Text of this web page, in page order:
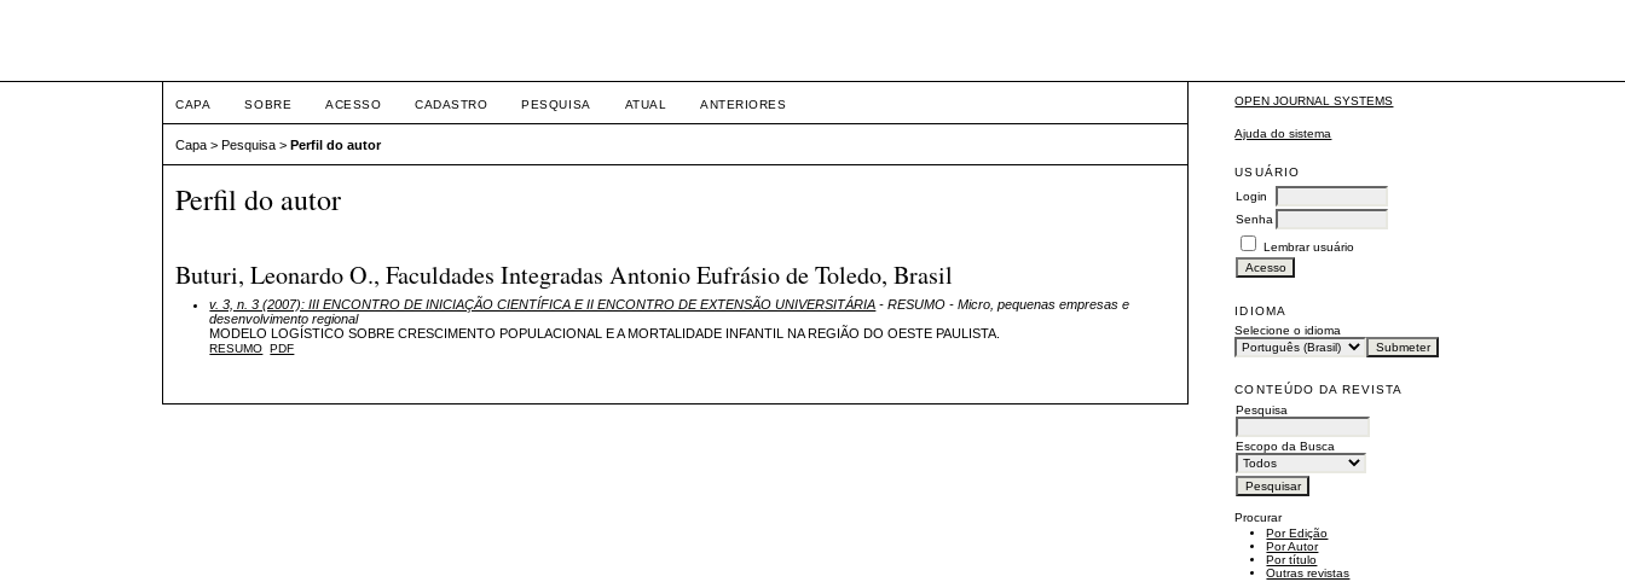
OPEN JOURNAL SYSTEMS
Ajuda do sistema
USUÁRIO
Login
Senha
Lembrar usuário
IDIOMA
Selecione o idioma
CONTEÚDO DA REVISTA
Pesquisa
Escopo da Busca
Procurar
Por Edição
Por Autor
Por título
Outras revistas
CAPA SOBRE ACESSO CADASTRO PESQUISA ATUAL ANTERIORES
Capa >Pesquisa >Perfil do autor
Perfil do autor
Buturi, Leonardo O., Faculdades Integradas Antonio Eufrásio de Toledo, Brasil
v. 3, n. 3 (2007): III ENCONTRO DE INICIAÇÃO CIENTÍFICA E II ENCONTRO DE EXTENSÃO UNIVERSITÁRIA - RESUMO - Micro, pequenas empresas e
desenvolvimento regional
MODELO LOGÍSTICO SOBRE CRESCIMENTO POPULACIONAL E A MORTALIDADE INFANTIL NA REGIÃO DO OESTE PAULISTA.
RESUMO PDF